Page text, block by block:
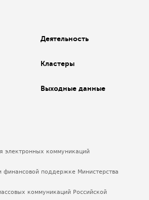
Деятельность
Кластеры
Выходные данные
электронных коммуникаций
финансовой поддержке Министерства
коммуникаций Российской